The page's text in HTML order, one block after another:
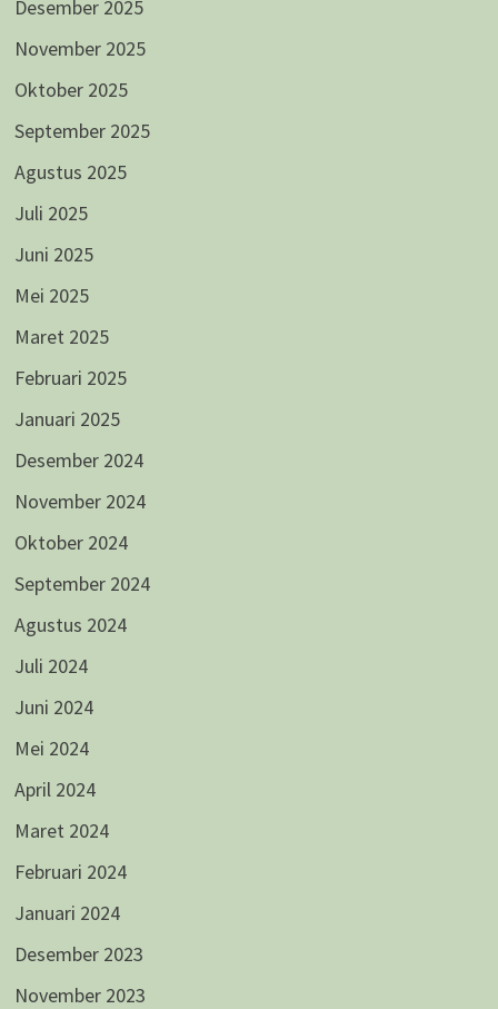
Desember 2025
November 2025
Oktober 2025
September 2025
Agustus 2025
Juli 2025
Juni 2025
Mei 2025
Maret 2025
Februari 2025
Januari 2025
Desember 2024
November 2024
Oktober 2024
September 2024
Agustus 2024
Juli 2024
Juni 2024
Mei 2024
April 2024
Maret 2024
Februari 2024
Januari 2024
Desember 2023
November 2023